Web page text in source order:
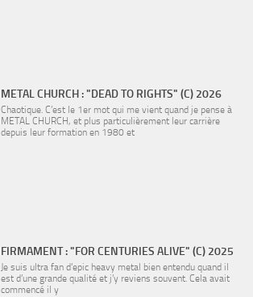
METAL CHURCH : "DEAD TO RIGHTS" (C) 2026
Chaotique. C’est le 1er mot qui me vient quand je pense à
METAL CHURCH, et plus particulièrement leur carrière
depuis leur formation en 1980 et
FIRMAMENT : "FOR CENTURIES ALIVE" (C) 2025
Je suis ultra fan d’epic heavy metal bien entendu quand il
est d’une grande qualité et j’y reviens souvent. Cela avait
commencé il y